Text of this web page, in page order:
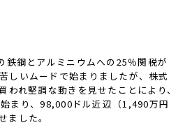
鉄鋼とアルミニウムへの25％関税が
しいムードで始まりましたが、株式
われ堅調な動きを見せたことにより、
まり、98,000ドル近辺（1,490万円
ました。